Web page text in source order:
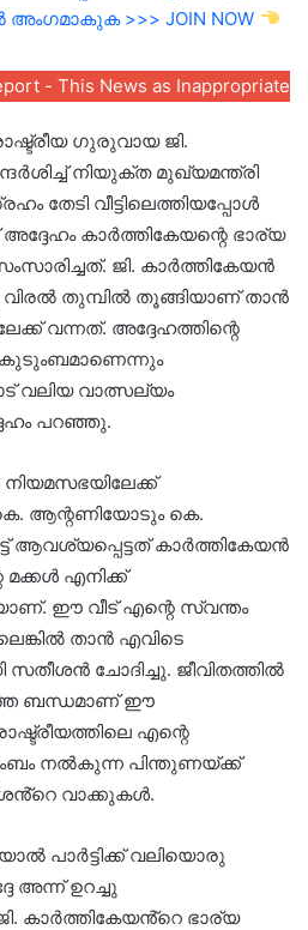
>>> JOIN NOW
- This News as Inappropriate
ഗുരുവായ ജി.
നിയുക്ത മുഖ്യമന്ത്രി
തേടി വീട്ടിലെത്തിയപ്പോൾ
അദ്ദേഹം കാർത്തികേയന്റെ ഭാര്യ
ജി. കാർത്തികേയൻ
തുമ്പിൽ തൂങ്ങിയാണ് താൻ
വന്നത്. അദ്ദേഹത്തിന്റെ
കുടുംബമാണെന്നും
വലിയ വാത്സല്യം
പറഞ്ഞു.
നിയമസഭയിലേക്ക്
ആന്റണിയോടും കെ.
ആവശ്യപ്പെട്ടത് കാർത്തികേയൻ
മക്കൾ എനിക്ക്
ഈ വീട് എന്റെ സ്വന്തം
താൻ എവിടെ
ചോദിച്ചു. ജീവിതത്തിൽ
ബന്ധമാണ് ഈ
എന്റെ
നൽകുന്ന പിന്തുണയ്ക്ക്
വാക്കുകൾ.
പാർട്ടിക്ക് വലിയൊരു
അന്ന് ഉറച്ചു
കാർത്തികേയൻ്റെ ഭാര്യ